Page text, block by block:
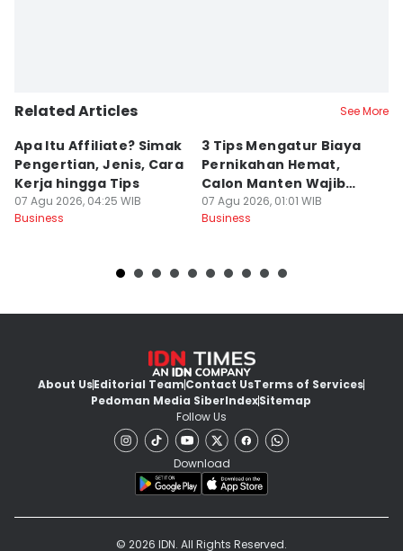
Related Articles See More
Apa Itu Affiliate? Simak
Pengertian, Jenis, Cara
Kerja hingga Tips
07 Agu 2026, 04:25 WIB
Business
3 Tips Mengatur Biaya
Pernikahan Hemat,
Calon Manten Wajib
Nyimak!
07 Agu 2026, 01:01 WIB
Business
About UsEditorial TeamContact UsTerms of Services
Pedoman Media SiberIndexSitemap
Follow Us
Download
© 2026 IDN. All Rights Reserved.